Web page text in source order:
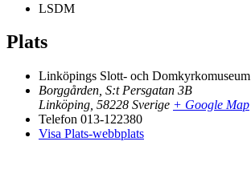
LSDM
Plats
Linköpings Slott- och Domkyrkomuseum
Borggården, S:t Persgatan 3B
Linköping 58228 Sverige + Google Map
Telefon 013-122380
Visa Plats-webbplats